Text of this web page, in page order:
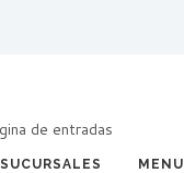
de entradas
SUCURSALES MENU